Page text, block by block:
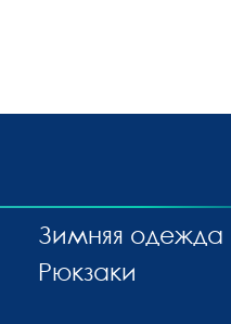
Зимняя одежда
Рюкзаки